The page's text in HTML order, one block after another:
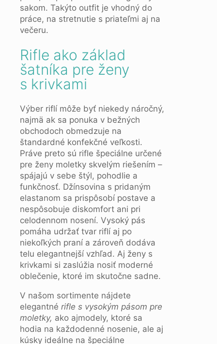
sakom. Takýto outfit je vhodný do
práce, na stretnutie s priateľmi aj na
večeru.
Rifle ako základ
šatníka pre ženy
s krivkami
Výber riflí môže byť niekedy náročný,
najmä ak sa ponuka v bežných
obchodoch obmedzuje na
štandardné konfekčné veľkosti.
Práve preto sú rifle špeciálne určené
pre ženy moletky skvelým riešením –
spájajú v sebe štýl, pohodlie a
funkčnosť. Džínsovina s pridaným
elastanom sa prispôsobí postave a
nespôsobuje diskomfort ani pri
celodennom nosení. Vysoký pás
pomáha udržať tvar riflí aj po
niekoľkých praní a zároveň dodáva
telu elegantnejší vzhľad. Aj ženy s
krivkami si zaslúžia nosiť moderné
oblečenie, ktoré im skutočne sadne.
V našom sortimente nájdete
elegantné rifle s vysokým pásom pre
moletky, ako ajmodely, ktoré sa
hodia na každodenné nosenie, ale aj
kúsky ideálne na špeciálne